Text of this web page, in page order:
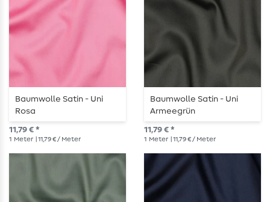
Baumwolle Satin - Uni
Rosa
11,79 € *
1 Meter | 11,79 € / Meter
Baumwolle Satin - Uni
Armeegrün
11,79 € *
1 Meter | 11,79 € / Meter